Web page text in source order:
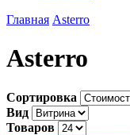
Главная Asterro
Asterro
Сортировка
Вид
Товаров